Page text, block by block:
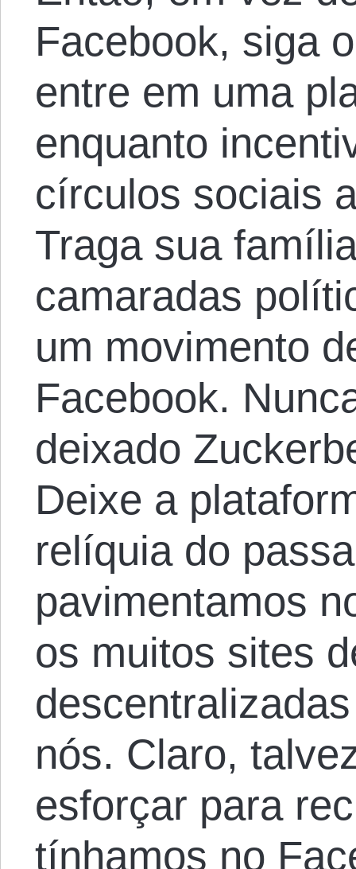
Facebook, siga
entre em uma
enquanto
círculos sociais
Traga sua
camaradas
um movimento
Facebook.
deixado
Deixe a
relíquia do
pavimentamos
os muitos sites
nós. Claro,
esforçar para
tínhamos no